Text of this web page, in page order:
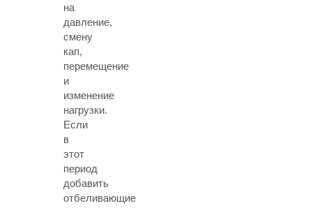
на
давление,
смену
кап,
перемещение
и
изменение
нагрузки.
Если
в
этот
период
добавить
отбеливающие